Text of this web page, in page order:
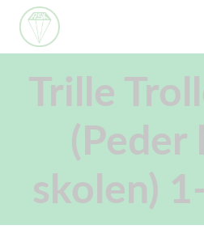
Trille
(Peder
skolen)